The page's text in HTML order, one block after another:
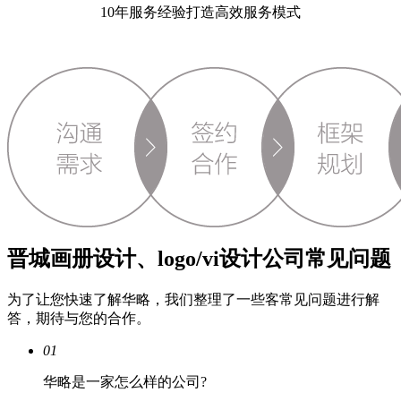
10年服务经验打造高效服务模式
晋城画册设计、logo/vi设计公司常见问题
为了让您快速了解华略，我们整理了一些客常见问题进行解
答，期待与您的合作。
01
华略是一家怎么样的公司?